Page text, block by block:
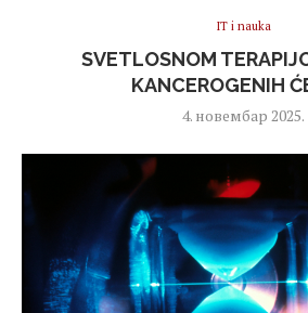
IT i nauka
SVETLOSNOM
KANCEROGENIH
4. новембар 2025.